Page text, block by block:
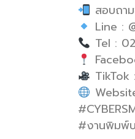
สอบถา
Line :
Tel :
TikTok
#งานพิมพ์